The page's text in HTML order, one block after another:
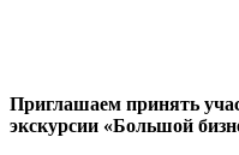
Приглашаем принять
экскурсии «Большой